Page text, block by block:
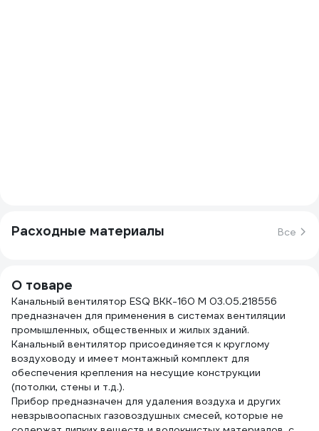
Расходные материалы Все
О товаре
Канальный вентилятор ESQ ВКК-160 М 03.05.218556
предназначен для применения в системах вентиляции
промышленных, общественных и жилых зданий.
Канальный вентилятор присоединяется к круглому
воздуховоду и имеет монтажный комплект для
обеспечения крепления на несущие конструкции
(потолки, стены и т.д.).
Прибор предназначен для удаления воздуха и других
невзрывоопасных газовоздушных смесей, которые не